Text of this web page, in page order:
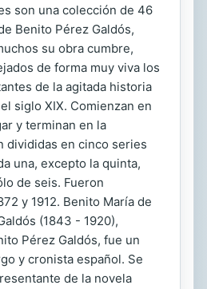
son una colección de 46
Benito Pérez Galdós,
su obra cumbre,
de forma muy viva los
de la agitada historia
siglo XIX. Comienzan en
y terminan en la
divididas en cinco series
una, excepto la quinta,
de seis. Fueron
y 1912. Benito María de
(1843 - 1920),
Pérez Galdós, fue un
y cronista español. Se
de la novela